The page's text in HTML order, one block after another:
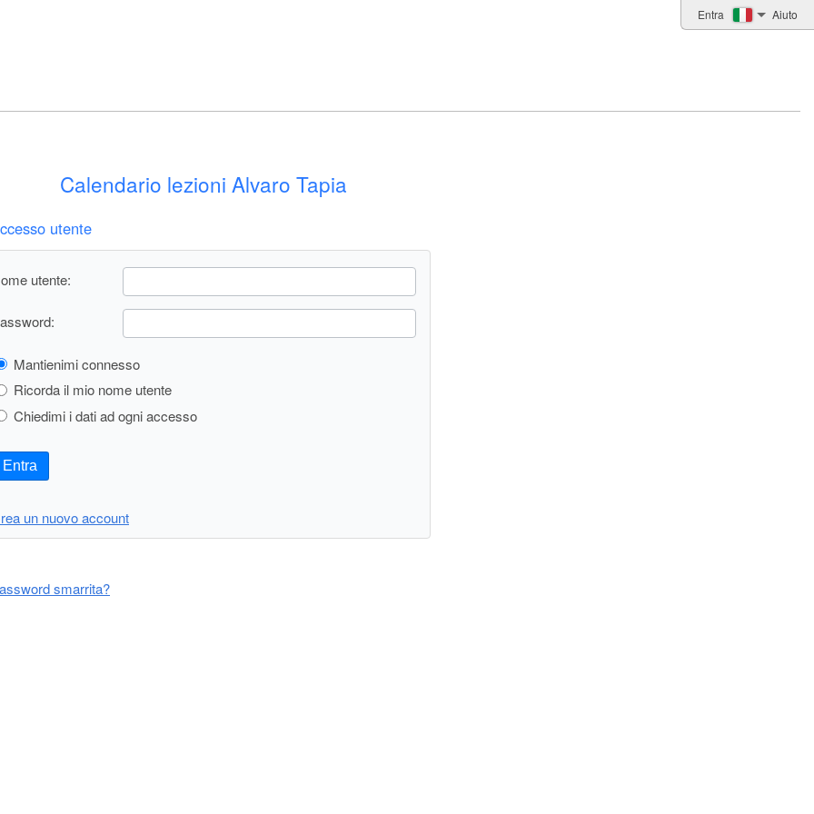
Entra Aiuto
Calendario lezioni Alvaro Tapia
utente
utente:
Mantienimi connesso
Ricorda il mio nome utente
Chiedimi i dati ad ogni accesso
Entra
un nuovo account
smarrita?